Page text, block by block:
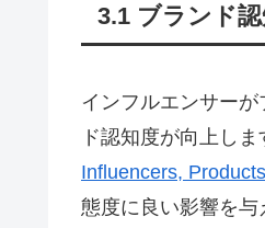
3.1 ブランド
インフルエンサー
ド認知度が向上しま
Influencers,
態度に良い影響を